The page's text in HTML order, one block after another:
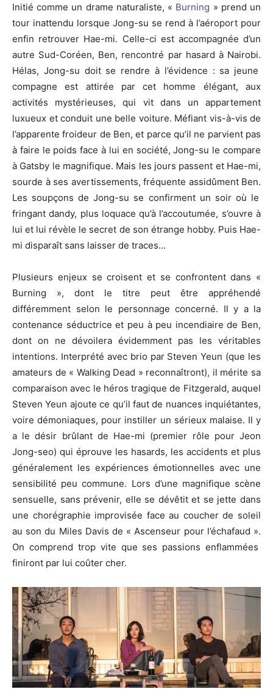
Initié comme un drame naturaliste, « Burning » prend un
tour inattendu lorsque Jong-su se rend à l’aéroport pour
enfin retrouver Hae-mi. Celle-ci est accompagnée d’un
autre Sud-Coréen, Ben, rencontré par hasard à Nairobi.
Hélas, Jong-su doit se rendre à l’évidence : sa jeune
compagne est attirée par cet homme élégant, aux
activités mystérieuses, qui vit dans un appartement
luxueux et conduit une belle voiture. Méfiant vis-à-vis de
l’apparente froideur de Ben, et parce qu’il ne parvient pas
à faire le poids face à lui en société,Jong-su le compare
à Gatsby le magnifique. Mais les jours passent et Hae-mi,
sourde à ses avertissements, fréquente assidûment Ben.
Les soupçons deJong-su se confirment un soir où le
fringant dandy, plus loquace qu’à l’accoutumée, s’ouvre à
lui et lui révèle le secret de son étrange hobby. Puis Hae-
mi disparaît sans laisser de traces…
Plusieurs enjeux se croisent et se confrontent dans «
Burning », dont le titre peut être appréhendé
différemment selon le personnage concerné. Il y a la
contenance séductrice et peu à peu incendiaire de Ben,
dont on ne dévoilera évidemment pas les véritables
intentions. Interprété avec brio par Steven Yeun (que les
amateurs de « Walking Dead » reconnaîtront), il mérite sa
comparaison avec le héros tragique de Fitzgerald, auquel
StevenYeun ajoute ce qu’il faut de nuances inquiétantes,
voire démoniaques, pour instiller un sérieux malaise. Il y
a le désir brûlant de Hae-mi (premier rôle pourJeon
Jong-seo) qui éprouve les hasards, les accidents et plus
généralement les expériences émotionnelles avec une
sensibilité peu commune. Lors d’une magnifique scène
sensuelle, sans prévenir, elle se dévêtit et se jette dans
une chorégraphie improvisée face au coucher de soleil
au son du Miles Davis de « Ascenseur pour l’échafaud ».
On comprend trop vite que ses passions enflammées
finiront par lui coûter cher.